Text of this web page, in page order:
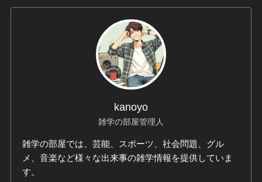
kanoyo
雑学の部屋管理人
雑学の部屋では、芸能、スポーツ、社会問題、グル
メ、音楽など様々な出来事の雑学情報を提供していま
す。